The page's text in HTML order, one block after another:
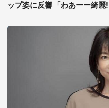
ップ姿に反響 「わあーー綺麗!